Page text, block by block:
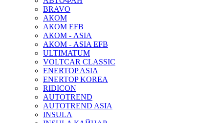
BRAVO
АКОМ
АКОМ EFB
АКОМ - ASIA
АКОМ - ASIA EFB
ULTIMATUM
VOLTCAR CLASSIC
ENERTOP ASIA
ENERTOP KOREA
RIDICON
AUTOTREND
AUTOTREND ASIA
INSULA